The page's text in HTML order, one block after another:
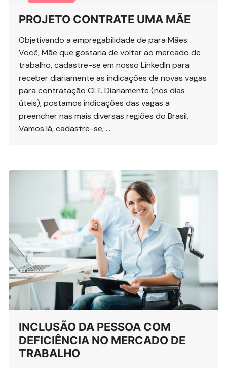
PROJETO CONTRATE UMA MÃE
Objetivando a empregabilidade de para Mães.
Você, Mãe que gostaria de voltar ao mercado de
trabalho, cadastre-se em nosso LinkedIn para
receber diariamente as indicações de novas vagas
para contratação CLT. Diariamente (nos dias
úteis), postamos indicações das vagas a
preencher nas mais diversas regiões do Brasil.
Vamos lá, cadastre-se, ….
INCLUSÃO DA PESSOA COM
DEFICIÊNCIA NO MERCADO DE
TRABALHO